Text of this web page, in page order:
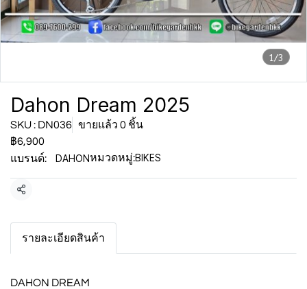
1/3
Dahon Dream 2025
SKU : DN036 ขายแล้ว 0 ชิ้น
฿6,900
แบรนด์:
DAHONหมวดหมู่:BIKES
แชร์
รายละเอียดสินค้า
DAHON DREAM